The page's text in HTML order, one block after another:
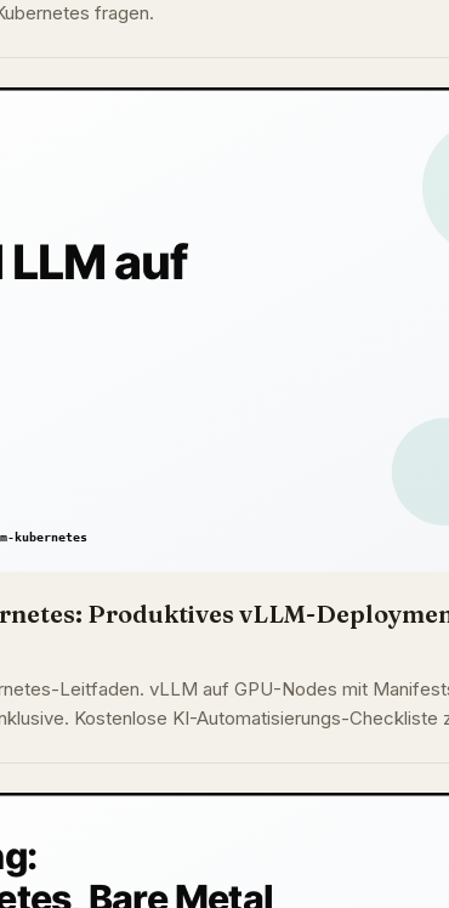
fragen.
Produktives vLLM-
Leitfaden. vLLM auf GPU-Nodes mit
Kostenlose KI-Automatisierungs-Checkliste